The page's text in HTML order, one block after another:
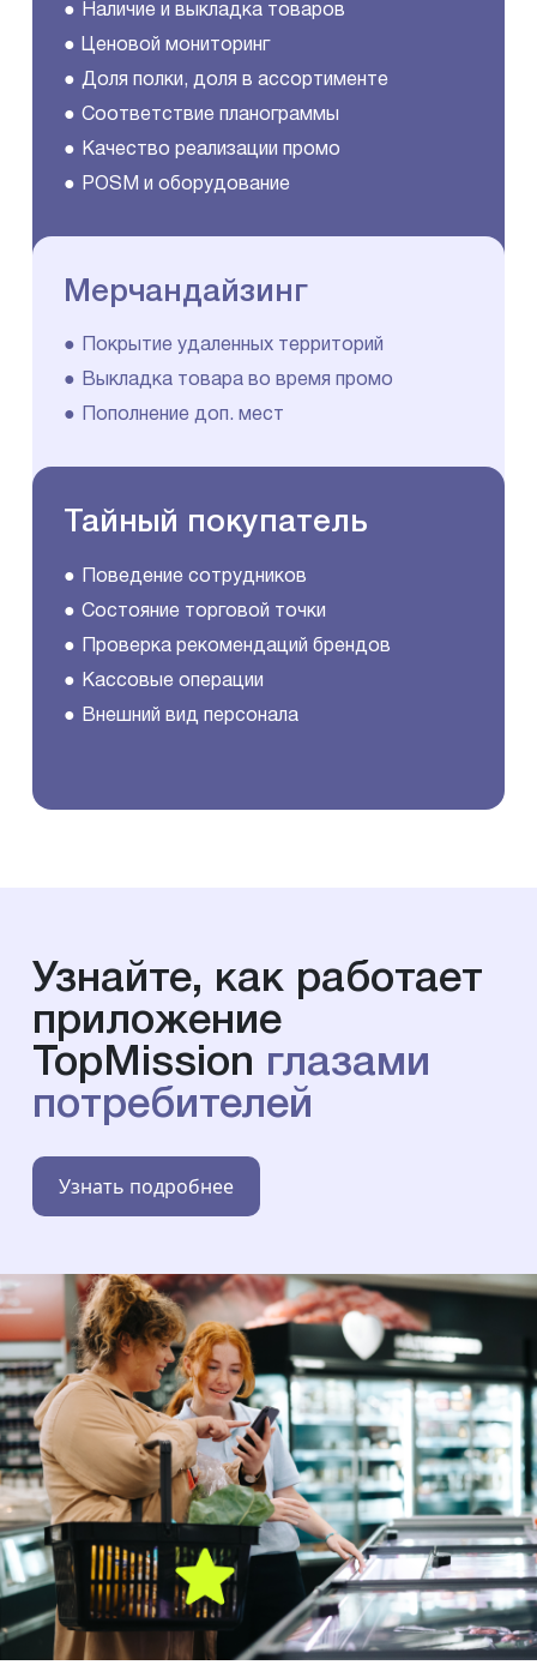
Наличие и выкладка товаров
Ценовой мониторинг
Доля полки, доля в ассортименте
Соответствие планограммы
Качество реализации промо
POSM и оборудование
Мерчандайзинг
Покрытие удаленных территорий
Выкладка товара во время промо
Пополнение доп. мест
Тайный покупатель
Поведение сотрудников
Состояние торговой точки
Проверка рекомендаций брендов
Кассовые операции
Внешний вид персонала
Узнайте, как работает
приложение
TopMission глазами
потребителей
Узнать подробнее